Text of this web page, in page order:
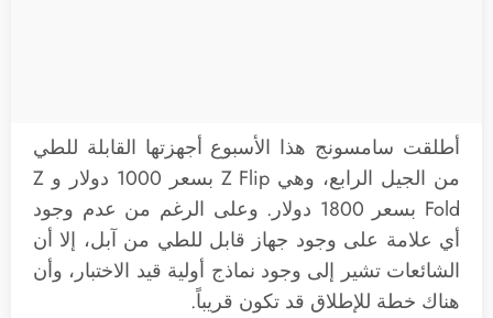
أطلقت سامسونج هذا الأسبوع أجهزتها القابلة للطي
من الجيل الرابع، وهي Z Flip بسعر 1000 دولار و Z
Fold بسعر 1800 دولار. وعلى الرغم من عدم وجود
أي علامة على وجود جهاز قابل للطي من آبل، إلا أن
الشائعات تشير إلى وجود نماذج أولية قيد الاختبار، وأن
هناك خطة للإطلاق قد تكون قريباً.